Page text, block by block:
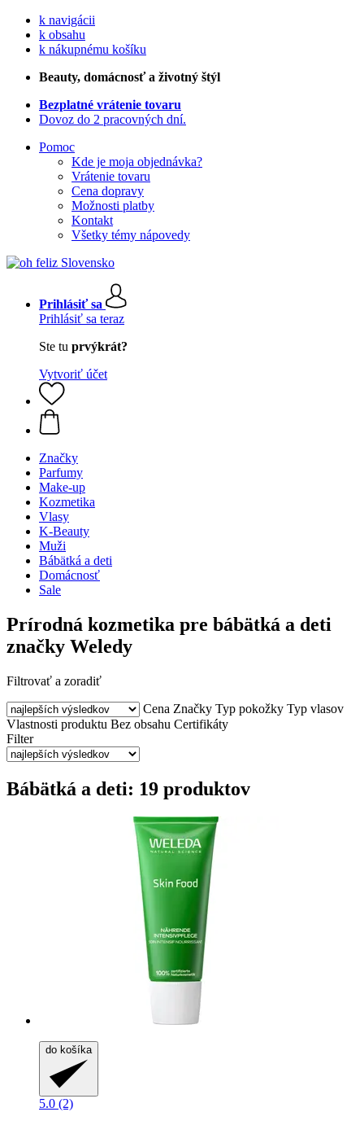
k navigácii
k obsahu
k nákupnému košíku
Beauty, domácnosť a životný štýl
Bezplatné vrátenie tovaru
Dovoz do 2 pracovných dní.
Pomoc
Kde je moja objednávka?
Vrátenie tovaru
Cena dopravy
Možnosti platby
Kontakt
Všetky témy nápovedy
Prihlásiť sa
Prihlásiť sa teraz
Ste tu prvýkrát?
Vytvoriť účet
Značky
Parfumy
Make-up
Kozmetika
Vlasy
K-Beauty
Muži
Bábätká a deti
Domácnosť
Sale
Prírodná kozmetika pre bábätká a deti
značky Weledy
Filtrovať a zoradiť
Cena Značky Typ pokožky Typ vlasov
Vlastnosti produktu Bez obsahu Certifikáty
Filter
Bábätká a deti: 19 produktov
do košíka
5.0 (2)